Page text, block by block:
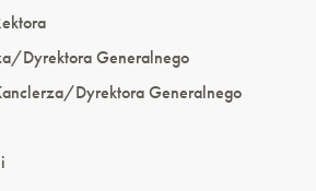
Dyrektora Generalnego
Dyrektora Generalnego